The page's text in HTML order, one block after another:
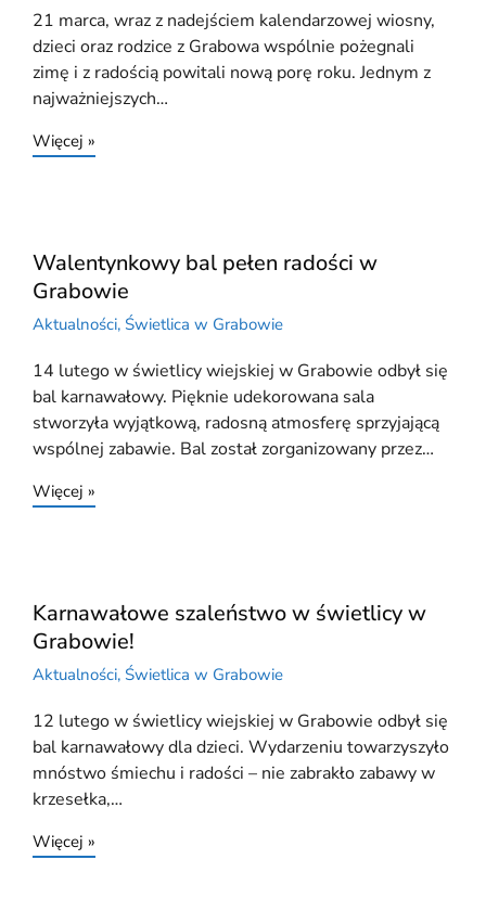
21 marca, wraz z nadejściem kalendarzowej wiosny,
dzieci oraz rodzice z Grabowa wspólnie pożegnali
zimę i z radością powitali nową porę roku. Jednym z
najważniejszych…
Więcej »
Walentynkowy bal pełen radości w
Grabowie
Aktualności, Świetlica w Grabowie
14 lutego w świetlicy wiejskiej w Grabowie odbył się
bal karnawałowy. Pięknie udekorowana sala
stworzyła wyjątkową, radosną atmosferę sprzyjającą
wspólnej zabawie. Bal został zorganizowany przez…
Więcej »
Karnawałowe szaleństwo w świetlicy w
Grabowie!
Aktualności, Świetlica w Grabowie
12 lutego w świetlicy wiejskiej w Grabowie odbył się
bal karnawałowy dla dzieci. Wydarzeniu towarzyszyło
mnóstwo śmiechu i radości – nie zabrakło zabawy w
krzesełka,…
Więcej »